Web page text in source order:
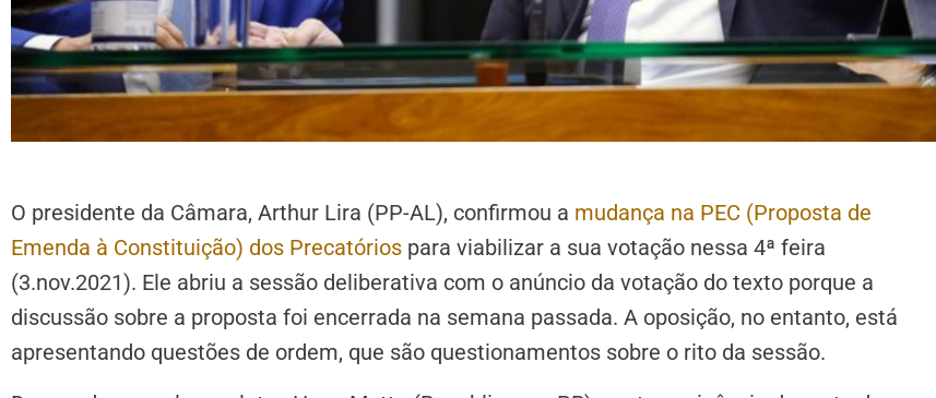
O presidente da Câmara, Arthur Lira (PP-AL), confirmou a mudança na PEC (Proposta de
Emenda à Constituição) dos Precatórios para viabilizar a sua votação nessa 4ª feira
(3.nov.2021). Ele abriu a sessão deliberativa com o anúncio da votação do texto porque a
discussão sobre a proposta foi encerrada na semana passada. A oposição, no entanto, está
apresentando questões de ordem, que são questionamentos sobre o rito da sessão.